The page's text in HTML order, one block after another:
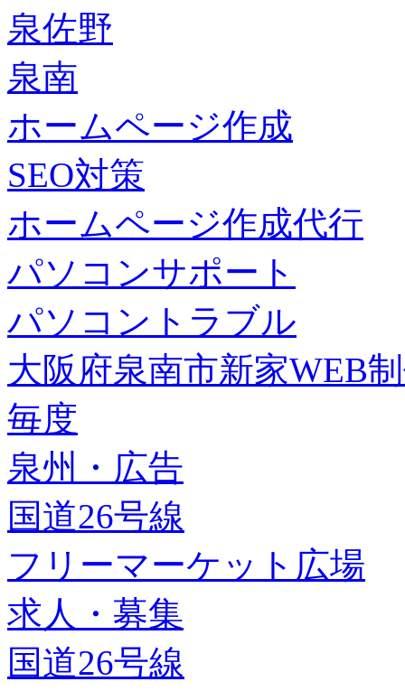
泉佐野
泉南
ホームページ作成
SEO対策
ホームページ作成代行
パソコンサポート
パソコントラブル
大阪府泉南市新家WEB
毎度
泉州・広告
国道26号線
フリーマーケット広場
求人・募集
国道26号線